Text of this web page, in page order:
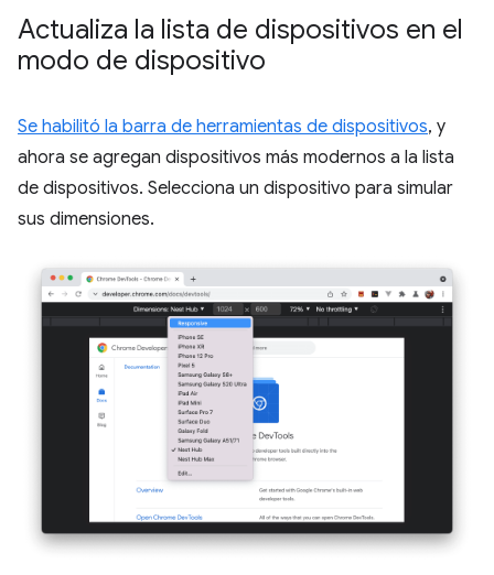
Actualiza la lista de dispositivos en el
modo de dispositivo
Se habilitó la barra de herramientas de dispositivos, y
ahora se agregan dispositivos más modernos a la lista
de dispositivos. Selecciona un dispositivo para simular
sus dimensiones.